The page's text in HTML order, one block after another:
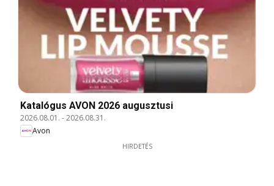
Katalógus AVON 2026 augusztusi
2026.08.01. -2026.08.31.
Avon
HIRDETÉS